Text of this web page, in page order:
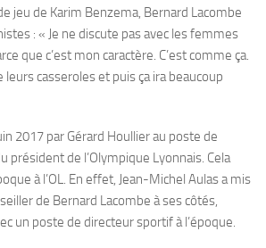
jeu de Karim Benzema, Bernard Lacombe
: « Je ne discute pas avec les femmes
que c’est mon caractère. C’est comme ça.
leurs casseroles et puis ça ira beaucoup
2017 par Gérard Houllier au poste de
président de l’Olympique Lyonnais. Cela
à l’OL. En effet, Jean-Michel Aulas a mis
de Bernard Lacombe à ses côtés,
un poste de directeur sportif à l’époque.